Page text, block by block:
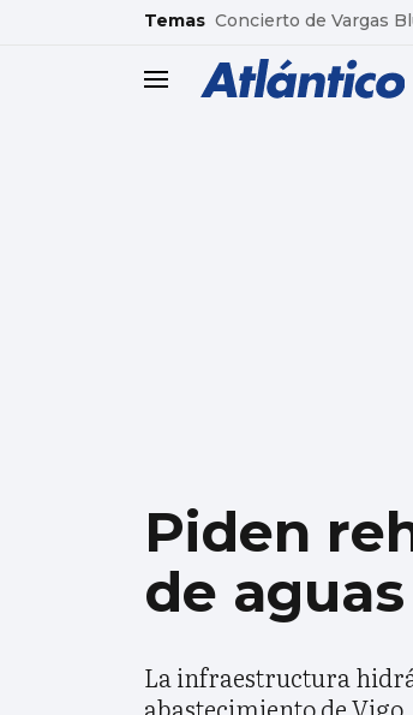
common.go-to-content
Temas Concierto de Vargas
header.menu.open
Piden
de
La infraestructura